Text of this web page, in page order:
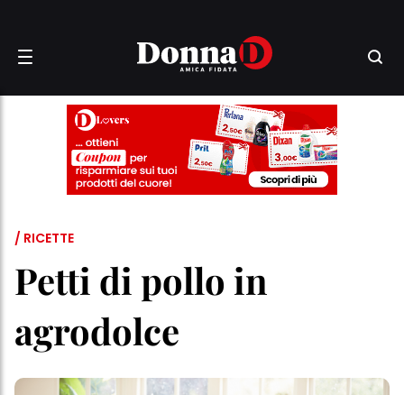
/ RICETTE
Petti di pollo in
agrodolce